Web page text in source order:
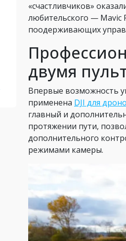
«счастливчиков»
любительского — Mavic
поодерживающих
двумя
Впервые возможность
применена DJI для
главный и
протяжении пути,
дополнительного
режимами камеры.